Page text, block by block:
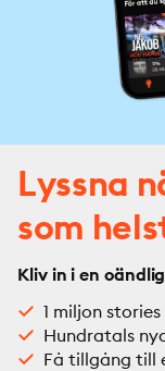
Lyssna
som
Kliv in i en
1 miljon stories
Hundratals
Få tillgång till